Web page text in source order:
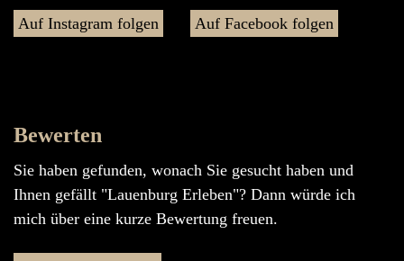
Auf Instagram folgen Auf Facebook folgen
Bewerten
Sie haben gefunden, wonach Sie gesucht haben und
Ihnen gefällt "Lauenburg Erleben"? Dann würde ich
mich über eine kurze Bewertung freuen.